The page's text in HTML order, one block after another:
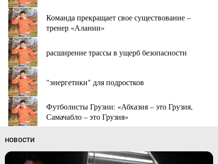
Команда прекращает свое существование –
тренер «Алании»
расширение трассы в ущерб безопасности
"энергетики" для подростков
Футболисты Грузии: «Абхазия – это Грузия,
Самачабло – это Грузия»
НОВОСТИ